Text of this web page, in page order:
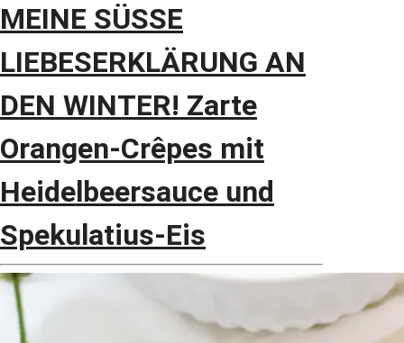
MEINE SÜSSE
LIEBESERKLÄRUNG AN
DEN WINTER! Zarte
Orangen-Crêpes mit
Heidelbeersauce und
Spekulatius-Eis